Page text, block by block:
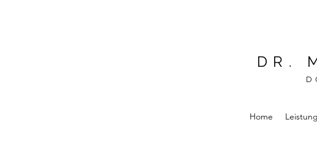
DR.
Home